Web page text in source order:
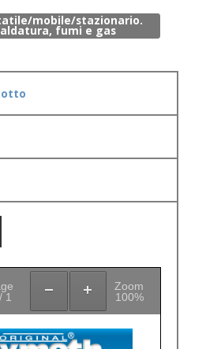
mobile/stazionario.
fumi e gas
/ 1
Zoom
100%